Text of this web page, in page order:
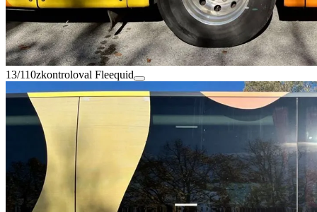
13/110zkontroloval Fleequid